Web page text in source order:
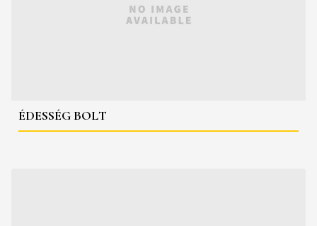
ÉDESSÉG BOLT